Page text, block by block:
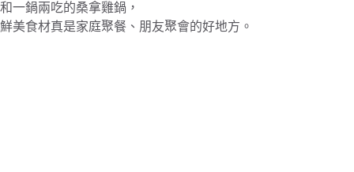
和一鍋兩吃的桑拿雞鍋，
鮮美食材真是家庭聚餐、朋友聚會的好地方。